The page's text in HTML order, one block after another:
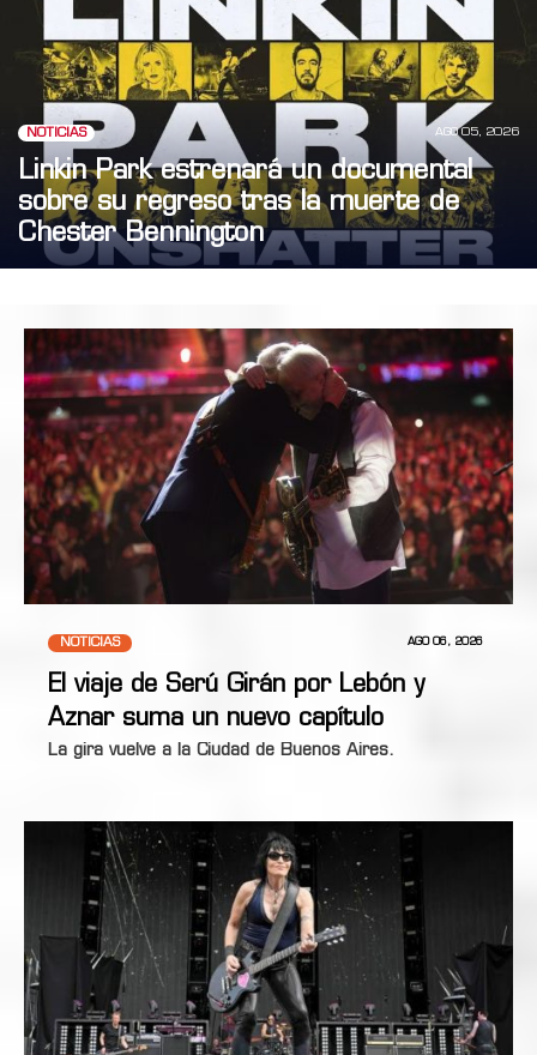
NOTICIAS AGO 05, 2026
Linkin Park estrenará un documental
sobre su regreso tras la muerte de
Chester Bennington
NOTICIAS AGO 06, 2026
El viaje de Serú Girán por Lebón y
Aznar suma un nuevo capítulo
La gira vuelve a la Ciudad de Buenos Aires.